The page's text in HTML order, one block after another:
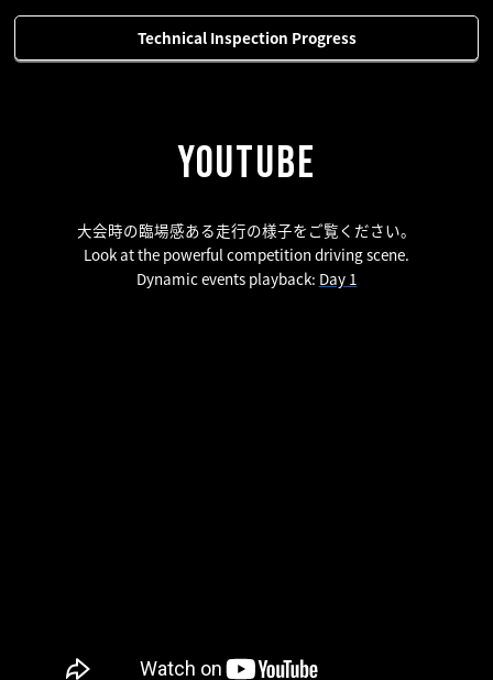
Technical Inspection Progress
YOUTUBE
大会時の臨場感ある走行の様子をご覧ください。
Look at the powerful competition driving scene.
Dynamic events playback: Day 1